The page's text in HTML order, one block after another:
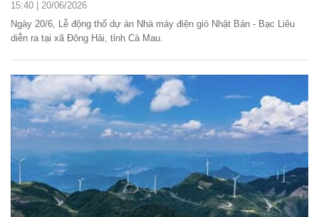
15:40 | 20/06/2026
Ngày 20/6, Lễ động thổ dự án Nhà máy điện gió Nhật Bản - Bạc Liêu
diễn ra tại xã Đông Hải, tỉnh Cà Mau.